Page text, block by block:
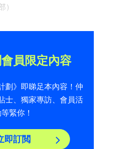
）
員限定內容
劃》即睇足本內容！仲
士、獨家專訪、會員活
緊你！
即訂閲